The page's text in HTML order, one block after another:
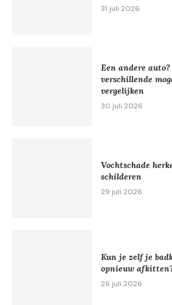
31 juli 2026
Een andere
verschillende
vergelijken
30 juli 2026
Vochtschade
schilderen
29 juli 2026
Kun je zelf je
opnieuw
26 juli 2026